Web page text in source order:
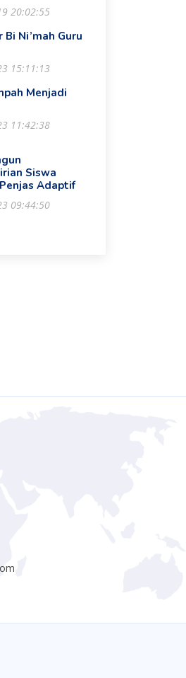
20:02:55
Bi Ni’mah Guru
15:11:13
Menjadi
11:42:38
Siswa
Adaptif
09:44:50